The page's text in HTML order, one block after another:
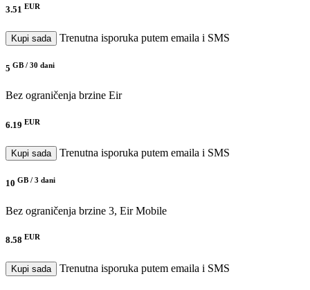
3.51 EUR
Kupi sada Trenutna isporuka putem emaila i SMS
5 GB / 30 dani
Bez ograničenja brzine Eir
6.19 EUR
Kupi sada Trenutna isporuka putem emaila i SMS
10 GB / 3 dani
Bez ograničenja brzine 3, Eir Mobile
8.58 EUR
Kupi sada Trenutna isporuka putem emaila i SMS